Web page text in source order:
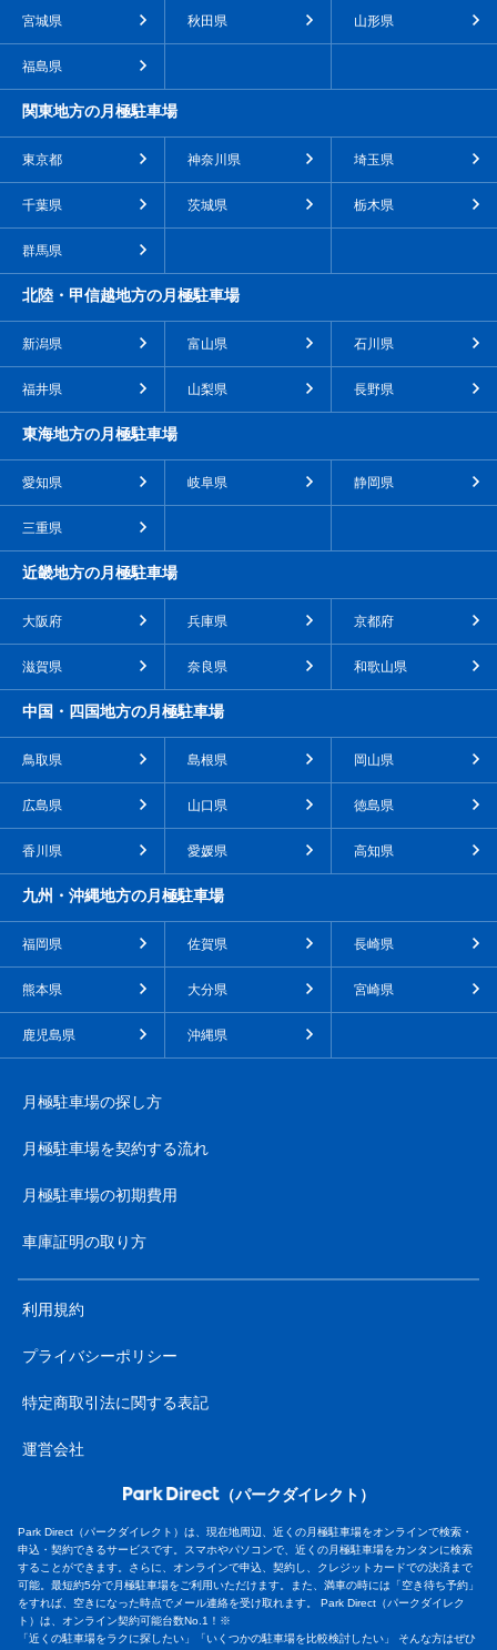
宮城県 秋田県 山形県
福島県
関東地方の月極駐車場
東京都 神奈川県 埼玉県
千葉県 茨城県 栃木県
群馬県
北陸・甲信越地方の月極駐車場
新潟県 富山県 石川県
福井県 山梨県 長野県
東海地方の月極駐車場
愛知県 岐阜県 静岡県
三重県
近畿地方の月極駐車場
大阪府 兵庫県 京都府
滋賀県 奈良県 和歌山県
中国・四国地方の月極駐車場
鳥取県 島根県 岡山県
広島県 山口県 徳島県
香川県 愛媛県 高知県
九州・沖縄地方の月極駐車場
福岡県 佐賀県 長崎県
熊本県 大分県 宮崎県
鹿児島県 沖縄県
月極駐車場の探し方
月極駐車場を契約する流れ
月極駐車場の初期費用
車庫証明の取り方
利用規約
プライバシーポリシー
特定商取引法に関する表記
運営会社
（パークダイレクト）
Park Direct（パークダイレクト）は、現在地周辺、近くの月極駐車場をオンラインで検索・
申込・契約できるサービスです。スマホやパソコンで、近くの月極駐車場をカンタンに検索
することができます。さらに、オンラインで申込、契約し、クレジットカードでの決済まで
可能。最短約5分で月極駐車場をご利用いただけます。また、満車の時には「空き待ち予約」
をすれば、空きになった時点でメール連絡を受け取れます。 Park Direct（パークダイレク
ト）は、オンライン契約可能台数No.1！※
「近くの駐車場をラクに探したい」「いくつかの駐車場を比較検討したい」 そんな方はぜひ